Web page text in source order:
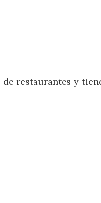
restaurantes y